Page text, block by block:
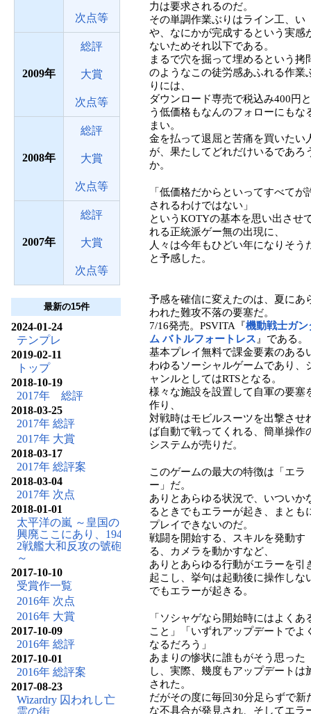
次点等
2009
総評
大賞
次点等
2008
総評
大賞
次点等
2007
総評
大賞
次点等
最新の15件
2024-01-24
テンプレ
2019-02-11
トップ
2018-10-19
2017年 総評
2018-03-25
2017年 総評
2017年 大賞
2018-03-17
2017年 総評案
2018-03-04
2017年 次点
2018-01-01
太平洋の嵐 ～皇国の
興廃ここにあり、194
2戦艦大和反攻の號砲
～
2017-10-10
受賞作一覧
2016年 次点
2016年 大賞
2017-10-09
2016年 総評
2017-10-01
2016年 総評案
2017-08-23
Wizardry 囚われし亡
霊の街
力は要求されるのだ。
その単調作業ぶりはライン工、い
や、なにかが完成するという実感
ないためそれ以下である。
まるで穴を掘って埋めるという拷
のようなこの徒労感あふれる作業
りには、
ダウンロード専売で税込み400円
う低価格もなんのフォローにもな
まい。
金を払って退屈と苦痛を買いたい
が、果たしてどれだけいるであろ
か。
「低価格だからといってすべてが
されるわけではない」
というKOTYの基本を思い出させ
れる正統派ゲー無の出現に、
人々は今年もひどい年になりそう
と予感した。
予感を確信に変えたのは、夏にあ
われた難攻不落の要塞だ。
7/16発売。PSVITA『機動戦士ガン
ム バトルフォートレス 』である。
基本プレイ無料で課金要素のある
わゆるソーシャルゲームであり、
ャンルとしてはRTSとなる。
様々な施設を設置して自軍の要塞
作り、
対戦時はモビルスーツを出撃させ
ば自動で戦ってくれる、簡単操作
システムが売りだ。
このゲームの最大の特徴は「エラ
ー」だ。
ありとあらゆる状況で、いついか
るときでもエラーが起き、まとも
プレイできないのだ。
戦闘を開始する、スキルを発動す
る、カメラを動かすなど、
ありとあらゆる行動がエラーを引
起こし、挙句は起動後に操作しな
でもエラーが起きる。
「ソシャゲなら開始時にはよくあ
こと」「いずれアップデートでよ
なるだろう」
あまりの惨状に誰もがそう思った
し、実際、幾度もアップデートは
された。
だがその度に毎回30分足らずで新
な不具合が発見され、そしてエラ